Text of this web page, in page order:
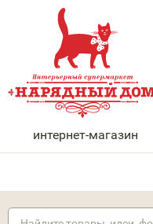
НАРЯДНЫЙ ДОМ
интернет-магазин